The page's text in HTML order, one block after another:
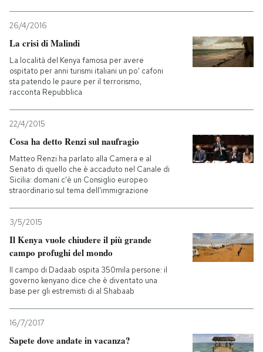
26/4/2016
La crisi di Malindi
La località del Kenya famosa per avere
ospitato per anni turismi italiani un po' cafoni
sta patendo le paure per il terrorismo,
racconta Repubblica
22/4/2015
Cosa ha detto Renzi sul naufragio
Matteo Renzi ha parlato alla Camera e al
Senato di quello che è accaduto nel Canale di
Sicilia: domani c'è un Consiglio europeo
straordinario sul tema dell'immigrazione
3/5/2015
Il Kenya vuole chiudere il più grande
campo profughi del mondo
Il campo di Dadaab ospita 350mila persone: il
governo kenyano dice che è diventato una
base per gli estremisti di al Shabaab
16/7/2017
Sapete dove andate in vacanza?